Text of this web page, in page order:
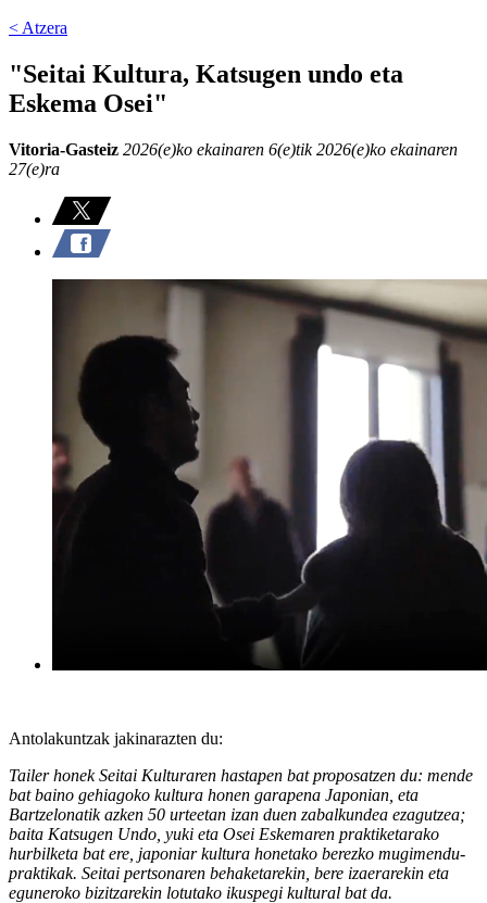
< Atzera
"Seitai Kultura, Katsugen undo eta
Eskema Osei"
Vitoria-Gasteiz 2026(e)ko ekainaren 6(e)tik 2026(e)ko ekainaren
27(e)ra
Antolakuntzak jakinarazten du:
Tailer honek Seitai Kulturaren hastapen bat proposatzen du: mende
bat baino gehiagoko kultura honen garapena Japonian, eta
Bartzelonatik azken 50 urteetan izan duen zabalkundea ezagutzea;
baita Katsugen Undo, yuki eta Osei Eskemaren praktiketarako
hurbilketa bat ere, japoniar kultura honetako berezko mugimendu-
praktikak. Seitai pertsonaren behaketarekin, bere izaerarekin eta
eguneroko bizitzarekin lotutako ikuspegi kultural bat da.